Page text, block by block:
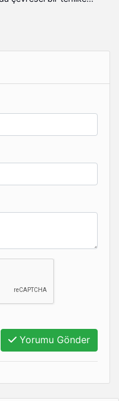
Yorumu Gönder